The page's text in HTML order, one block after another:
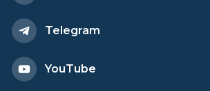
Telegram
YouTube